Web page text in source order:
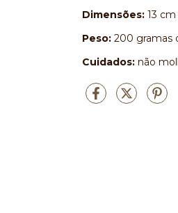
Dimensões: 13
Peso: 200 gramas
Cuidados: não